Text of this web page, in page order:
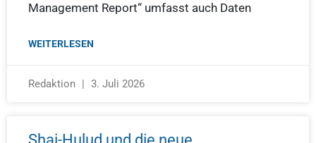
Management Report“ umfasst auch Daten
WEITERLESEN
Redaktion 3. Juli 2026